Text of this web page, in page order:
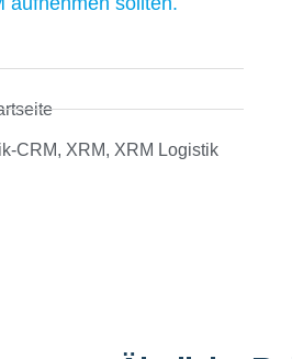
CRM, XRM, XRM Logistik